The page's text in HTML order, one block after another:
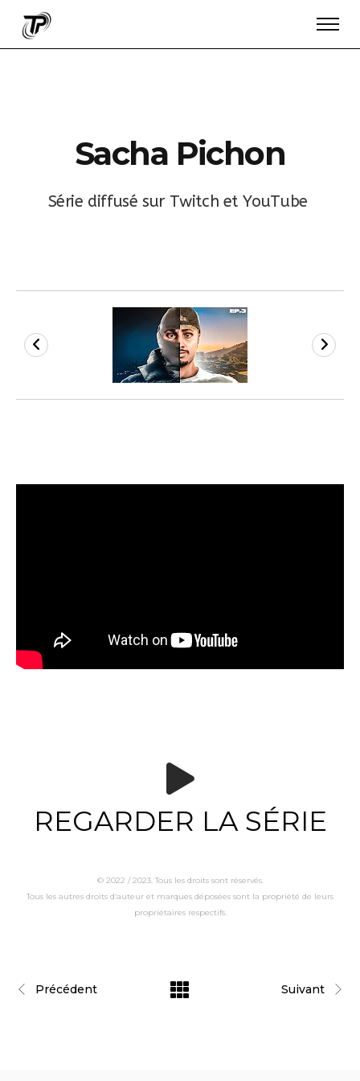
Sacha Pichon
Série diffusé sur Twitch et YouTube
REGARDER LA SÉRIE
© 2022 / 2023. Tous les droits sont réservés.
Tous les autres droits d’auteur et marques déposées sont la propriété de leurs
propriétaires respectifs.
Précédent Suivant